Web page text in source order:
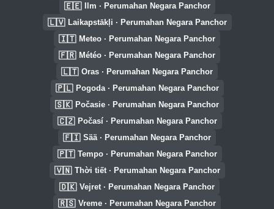
🇪🇪 Ilm · Perumahan Negara Panchor
🇱🇻 Laikapstākļi · Perumahan Negara Panchor
🇮🇹 Meteo · Perumahan Negara Panchor
🇫🇷 Météo · Perumahan Negara Panchor
🇱🇹 Oras · Perumahan Negara Panchor
🇵🇱 Pogoda · Perumahan Negara Panchor
🇸🇰 Počasie · Perumahan Negara Panchor
🇨🇿 Počasí · Perumahan Negara Panchor
🇫🇮 Sää · Perumahan Negara Panchor
🇵🇹 Tempo · Perumahan Negara Panchor
🇻🇳 Thời tiết · Perumahan Negara Panchor
🇩🇰 Vejret · Perumahan Negara Panchor
🇷🇸 Vreme · Perumahan Negara Panchor